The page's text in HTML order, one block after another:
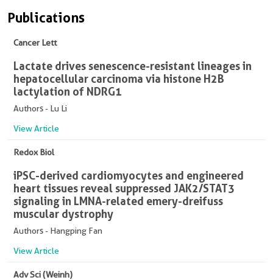
Publications
Cancer Lett
Lactate drives senescence-resistant lineages in
hepatocellular carcinoma via histone H2B
lactylation of NDRG1
Authors - Lu Li
View Article
Redox Biol
iPSC-derived cardiomyocytes and engineered
heart tissues reveal suppressed JAK2/STAT3
signaling in LMNA-related emery-dreifuss
muscular dystrophy
Authors - Hangping Fan
View Article
Adv Sci (Weinh)